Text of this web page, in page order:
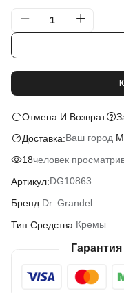
Отмена И Возврат
Доставка:Ваш город
18человек
Артикул:DG10863
Бренд:Dr. Grandel
Тип Средства:Кремы